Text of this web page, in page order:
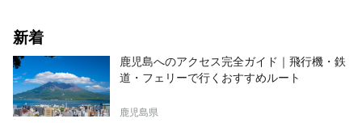
新着
鹿児島へのアクセス完全ガイド｜飛行機・鉄
道・フェリーで行くおすすめルート
鹿児島県